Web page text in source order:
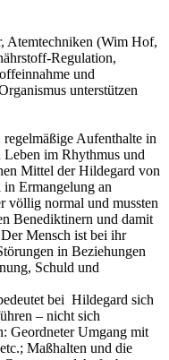
Atemtechniken (Wim Hof,
Regulation,
und
unterstützen
Aufenthalte in
Leben im Rhythmus und
Mittel der Hildegard von
Ermangelung an
völlig normal und mussten
Benediktinern und damit
Mensch ist bei ihr
in Beziehungen
Schuld und
bei Hildegard sich
– nicht sich
Geordneter Umgang mit
Maßhalten und die